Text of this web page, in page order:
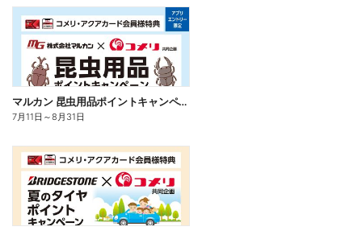
マルカン 昆虫用品ポイントキャンペーン
7月11日 ～8月31日